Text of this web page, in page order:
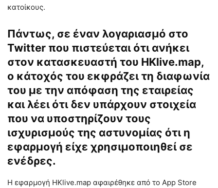
κατοίκους.
Πάντως, σε έναν λογαριασμό στο
Twitter που πιστεύεται ότι ανήκει
στον κατασκευαστή του HKlive.map,
ο κάτοχός του εκφράζει τη διαφωνία
του με την απόφαση της εταιρείας
και λέει ότι δεν υπάρχουν στοιχεία
που να υποστηρίζουν τους
ισχυρισμούς της αστυνομίας ότι η
εφαρμογή είχε χρησιμοποιηθεί σε
ενέδρες.
Η εφαρμογή HKlive.map αφαιρέθηκε από το App Store